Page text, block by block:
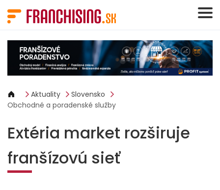
Aktuality
Slovensko
Obchodné a poradenské služby
Extéria market rozširuje
franšízovú sieť